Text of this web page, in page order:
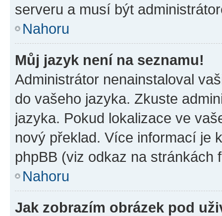
serveru a musí být
Nahoru
Můj jazyk není na seznamu!
Administrátor nenainstaloval
do vašeho jazyka. Zkuste
jazyka. Pokud lokalizace ve
nový překlad. Více informací je
phpBB (viz odkaz na stránkách
Nahoru
Jak zobrazím obrázek pod